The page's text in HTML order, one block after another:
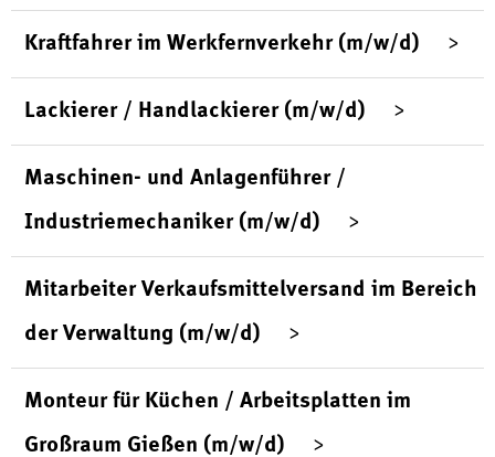
Kraftfahrer im Werkfernverkehr (m/w/d)
Lackierer / Handlackierer (m/w/d)
Maschinen- und Anlagenführer /
Industriemechaniker (m/w/d)
Mitarbeiter Verkaufsmittelversand im Bereich
der Verwaltung (m/w/d)
Monteur für Küchen / Arbeitsplatten im
Großraum Gießen (m/w/d)